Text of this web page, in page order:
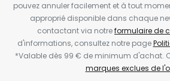
pouvez annuler facilement et à tout
approprié disponible dans chaque
contactant via notreformulaire de
d'informations, consultez notre page
*Valable dès 99 € de minimum d'achat.
marques exclues de